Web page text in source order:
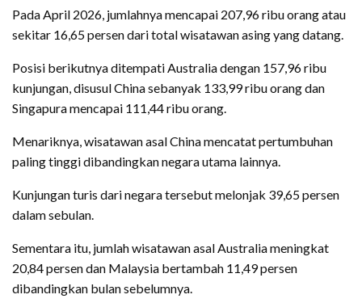
Pada April 2026, jumlahnya mencapai 207,96 ribu orang atau
sekitar 16,65 persen dari total wisatawan asing yang datang.
Posisi berikutnya ditempati Australia dengan 157,96 ribu
kunjungan, disusul China sebanyak 133,99 ribu orang dan
Singapura mencapai 111,44 ribu orang.
Menariknya, wisatawan asal China mencatat pertumbuhan
paling tinggi dibandingkan negara utama lainnya.
Kunjungan turis dari negara tersebut melonjak 39,65 persen
dalam sebulan.
Sementara itu, jumlah wisatawan asal Australia meningkat
20,84 persen dan Malaysia bertambah 11,49 persen
dibandingkan bulan sebelumnya.